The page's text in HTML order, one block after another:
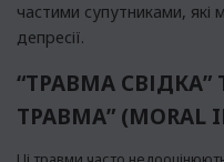
частими супутниками, які
депресії.
“ТРАВМА
ТРАВМА” (MORAL